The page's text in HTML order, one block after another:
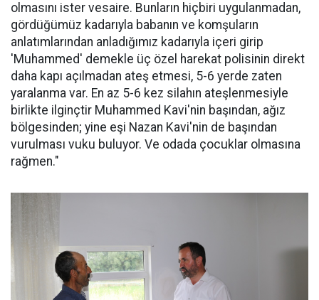
olmasını ister vesaire. Bunların hiçbiri uygulanmadan,
gördüğümüz kadarıyla babanın ve komşuların
anlatımlarından anladığımız kadarıyla içeri girip
'Muhammed' demekle üç özel harekat polisinin direkt
daha kapı açılmadan ateş etmesi, 5-6 yerde zaten
yaralanma var. En az 5-6 kez silahın ateşlenmesiyle
birlikte ilginçtir Muhammed Kavi'nin başından, ağız
bölgesinden; yine eşi Nazan Kavi'nin de başından
vurulması vuku buluyor. Ve odada çocuklar olmasına
rağmen."